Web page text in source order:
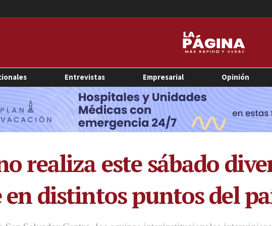
Entrevistas Empresarial Opinión
realiza este sábado
en distintos puntos del